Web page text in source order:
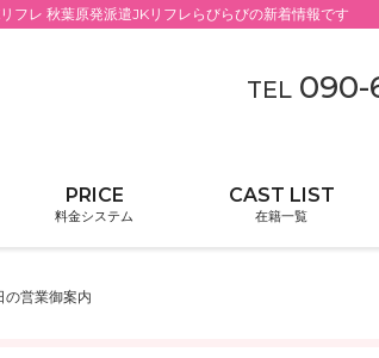
フレ 秋葉原発派遣JKリフレらびらびの新着情報です
TEL 090-
料金システム 在籍一覧
の営業御案内